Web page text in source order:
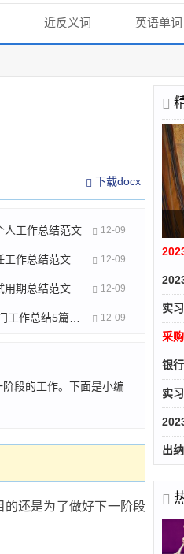
近反义词 英语单词
下载docx
人工作总结范文 12-09
工作总结范文 12-09
用期总结范文 12-09
12-09
段的工作。下面是小编
还是为了做好下一阶段
实
采
银
实
出